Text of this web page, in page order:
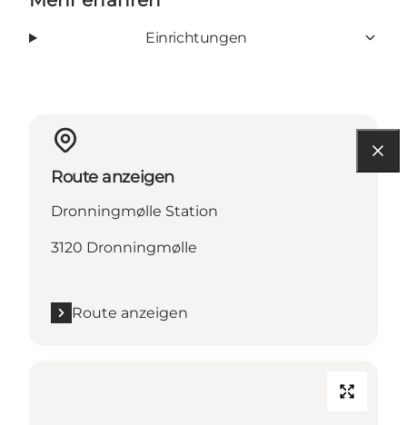
Einrichtungen
Route anzeigen
Dronningmølle Station
3120 Dronningmølle
Route anzeigen